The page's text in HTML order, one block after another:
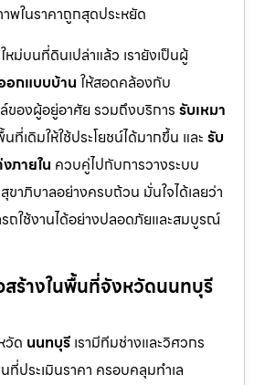
พในราคาถูกสุดประหยัด
ม่บนที่ดินเปล่าแล้ว เรายังเป็นผู้
อกแบบบ้านให้สอดคล้องกับ
ของผู้อยู่อาศัย รวมถึงบริการ รับเหมา
ที่เดิมให้ใช้ประโยชน์ได้มากขึ้น และ รับ
ภายใน ควบคู่ไปกับการวางระบบ
ขาภิบาลอย่างครบถ้วน มั่นใจได้เลยว่า
ถใช้งานได้อย่างปลอดภัยและสมบูรณ์
สร้างในพื้นที่จังหวัดนนทบุรี
วัด นนทบุรี เรามีทีมช่างและวิศวกร
ประเมินราคา ครอบคลุมทำเล